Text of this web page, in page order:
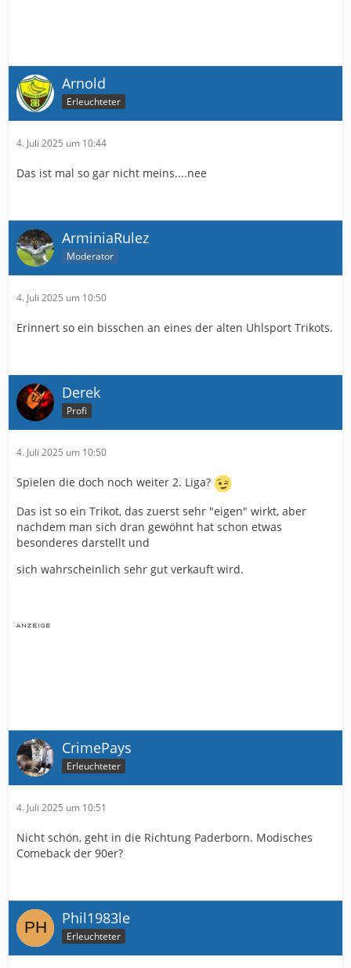
Arnold
Erleuchteter
4. Juli 2025 um 10:44
Das ist mal so gar nicht meins....nee
ArminiaRulez
Moderator
4. Juli 2025 um 10:50
Erinnert so ein bisschen an eines der alten Uhlsport Trikots.
Derek
Profi
4. Juli 2025 um 10:50
Spielen die doch noch weiter 2. Liga?
Das ist so ein Trikot, das zuerst sehr "eigen" wirkt, aber
nachdem man sich dran gewöhnt hat schon etwas
besonderes darstellt und
sich wahrscheinlich sehr gut verkauft wird.
CrimePays
Erleuchteter
4. Juli 2025 um 10:51
Nicht schön, geht in die Richtung Paderborn. Modisches
Comeback der 90er?
Phil1983le
Erleuchteter